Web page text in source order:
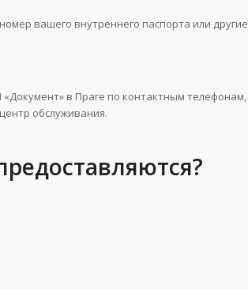
вашего внутреннего паспорта или другие
в Праге по контактным телефонам,
обслуживания.